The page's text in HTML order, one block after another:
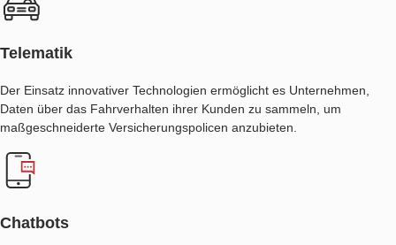
Telematik
Der Einsatz innovativer Technologien ermöglicht es Unternehmen,
Daten über das Fahrverhalten ihrer Kunden zu sammeln, um
maßgeschneiderte Versicherungspolicen anzubieten.
Chatbots